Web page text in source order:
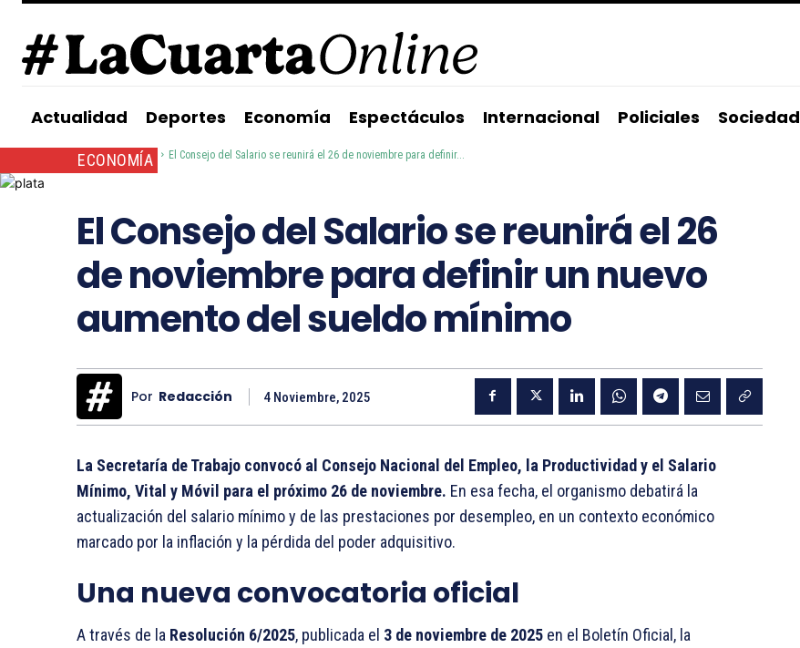
Actualidad Deportes Economía Espectáculos Internacional Policiales Sociedad
Inicio Economía El Consejo del Salario se reunirá el 26 de noviembre para definir...
ECONOMÍA
El Consejo del Salario se reunirá el 26
de noviembre para definir un nuevo
aumento del sueldo mínimo
Por Redacción 4 Noviembre, 2025
La Secretaría de Trabajo convocó al Consejo Nacional del Empleo, la Productividad y el Salario
Mínimo, Vital y Móvil para el próximo 26 de noviembre. En esa fecha, el organismo debatirá la
actualización del salario mínimo y de las prestaciones por desempleo, en un contexto económico
marcado por la inflación y la pérdida del poder adquisitivo.
Una nueva convocatoria oficial
A través de la Resolución 6/2025, publicada el 3 de noviembre de 2025 en el Boletín Oficial, la